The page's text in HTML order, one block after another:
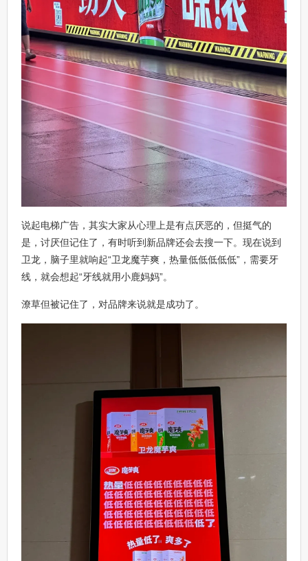
说起电梯广告，其实大家从心理上是有点厌恶的，但挺气的
是，讨厌但记住了，有时听到新品牌还会去搜一下。现在说到
卫龙，脑子里就响起“卫龙魔芋爽，热量低低低低低”，需要牙
线，就会想起“牙线就用小鹿妈妈”。
潦草但被记住了，对品牌来说就是成功了。